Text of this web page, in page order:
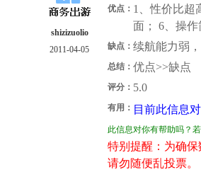
shizizuolio
2011-04-05
优点： 1、性价比超
面； 6、操
缺点： 续航能力弱，
总结： 优点>>缺点
评分： 5.0
有用： 目前此信息对
此信息对你有帮助吗？
特别提醒：为确
请勿随便乱投票。